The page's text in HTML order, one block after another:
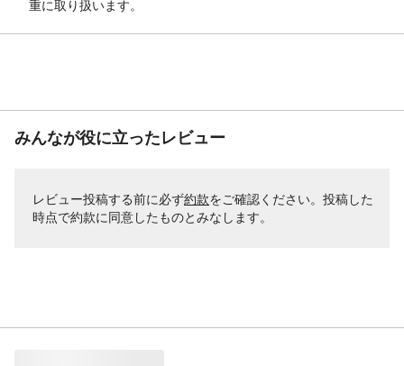
重に取り扱います。
みんなが役に立ったレビュー
レビュー投稿する前に必ず約款をご確認ください。投稿した
時点で約款に同意したものとみなします。